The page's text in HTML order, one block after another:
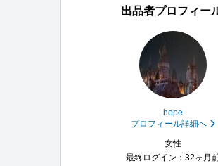
出品者プロフィー
hope
プロフィール詳細へ
女性
最終ログイン：32ヶ月